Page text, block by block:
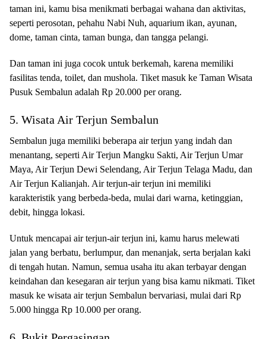
taman ini, kamu bisa menikmati berbagai wahana dan aktivitas,
seperti perosotan, pehahu Nabi Nuh, aquarium ikan, ayunan,
dome, taman cinta, taman bunga, dan tangga pelangi.
Dan taman ini juga cocok untuk berkemah, karena memiliki
fasilitas tenda, toilet, dan mushola. Tiket masuk ke Taman Wisata
Pusuk Sembalun adalah Rp 20.000 per orang.
5. Wisata Air Terjun Sembalun
Sembalun juga memiliki beberapa air terjun yang indah dan
menantang, seperti Air Terjun Mangku Sakti, Air Terjun Umar
Maya, Air Terjun Dewi Selendang, Air Terjun Telaga Madu, dan
Air Terjun Kalianjah. Air terjun-air terjun ini memiliki
karakteristik yang berbeda-beda, mulai dari warna, ketinggian,
debit, hingga lokasi.
Untuk mencapai air terjun-air terjun ini, kamu harus melewati
jalan yang berbatu, berlumpur, dan menanjak, serta berjalan kaki
di tengah hutan. Namun, semua usaha itu akan terbayar dengan
keindahan dan kesegaran air terjun yang bisa kamu nikmati. Tiket
masuk ke wisata air terjun Sembalun bervariasi, mulai dari Rp
5.000 hingga Rp 10.000 per orang.